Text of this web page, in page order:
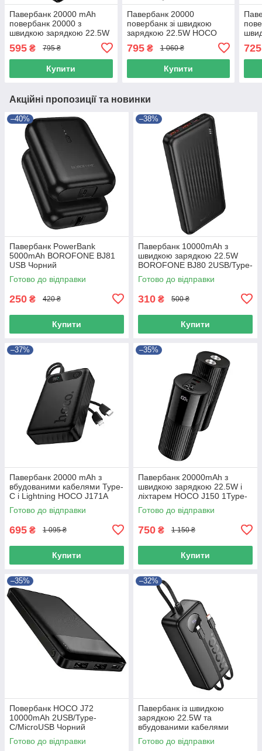
Павербанк 20000 mAh
повербанк 20000 з
швидкою зарядкою 22.5W
BOROFONE BJ80A павер
банк для роутера power
bank 20000 для телефона
595 ₴ 795 ₴
Купити
Павербанк 20000
повербанк зі швидкою
зарядкою 22.5W HOCO
bank для роутера павер
банк з кабелями чорний
795₴ 1 060 ₴
Купити
для
725
Акційні пропозиції та новинки
–40%
Павербанк PowerBank
5000mAh BOROFONE BJ81
USB Чорний
Готово до відправки
250 ₴ 420 ₴
Купити
–38%
Павербанк 10000mAh з
швидкою зарядкою 22.5W
BOROFONE BJ80 2USB/Type-
C Чорний
Готово до відправки
310 ₴ 500 ₴
Купити
–37%
Павербанк 20000 mAh з
вбудованими кабелями Type-
C і Lightning HOCO J171A
повербанк power bank
Готово до відправки
695 ₴ 1 095 ₴
Купити
–35%
Павербанк 20000mAh з
швидкою зарядкою 22.5W і
ліхтарем HOCO J150 1Type-
C/1USB Чорний
Готово до відправки
750 ₴ 1 150 ₴
Купити
–35%
Повербанк HOCO J72
10000mAh 2USB/Type-
C/MicroUSB Чорний
Готово до відправки
–32%
Павербанк із швидкою
зарядкою 22.5W та
вбудованими кабелями
Lightning/Type-C 30000mAh
HOCO J132B Чорний
Готово до відправки